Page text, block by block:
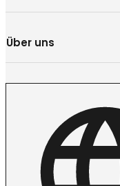
Über uns